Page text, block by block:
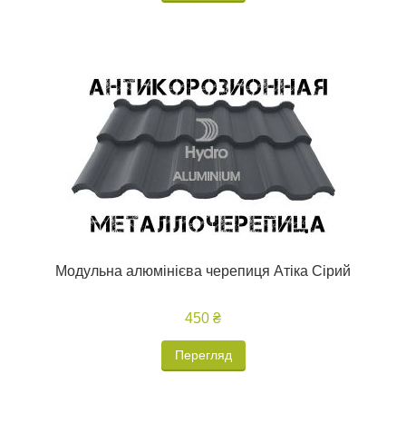
Модульна алюмінієва черепиця Атіка Сірий
450 ₴
Перегляд